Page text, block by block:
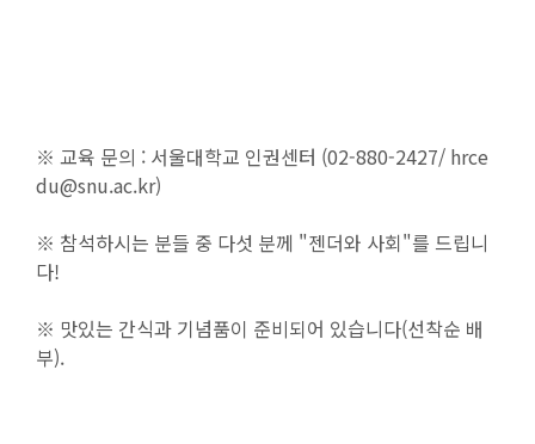
※ 교육 문의 : 서울대학교 인권센터 (02-880-2427/ hrce
du@snu.ac.kr)
※ 참석하시는 분들 중 다섯 분께 "젠더와 사회"를 드립니
다!
※ 맛있는 간식과 기념품이 준비되어 있습니다(선착순 배
부).